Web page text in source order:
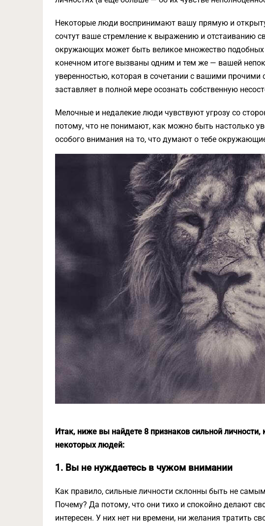
Некоторые люди воспринимают вашу прямую и
сочтут ваше стремление к выражению и отстаиванию
окружающих может быть великое множество
конечном итоге вызваны одним и тем же — вашей
уверенностью, которая в сочетании с вашими прочими
заставляет в полной мере осознать собственную
Мелочные и недалекие люди чувствуют угрозу со
потому, что не понимают, как можно быть настолько
особого внимания на то, что думают о тебе
Итак, ниже вы найдете 8 признаков сильной личности,
некоторых людей:
1. Вы не нуждаетесь в чужом внимании
Как правило, сильные личности склонны быть не
Почему? Да потому, что они тихо и спокойно делают
интересен. У них нет ни времени, ни желания тратить